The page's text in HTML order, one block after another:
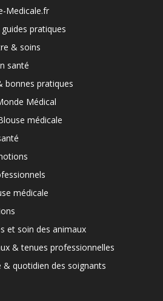
Medicale.fr
pratiques
& soins
santé
bonnes pratiques
Médical
médicale
médicale
et soin des animaux
& tenues professionnelles
& quotidien des soignants